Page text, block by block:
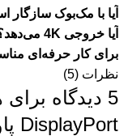
آیا با مک‌بوک سازگار
آیا خروجی 4K می‌دهد؟
برای کار حرفه‌ای
نظرات (5)
5 دیدگاه برای